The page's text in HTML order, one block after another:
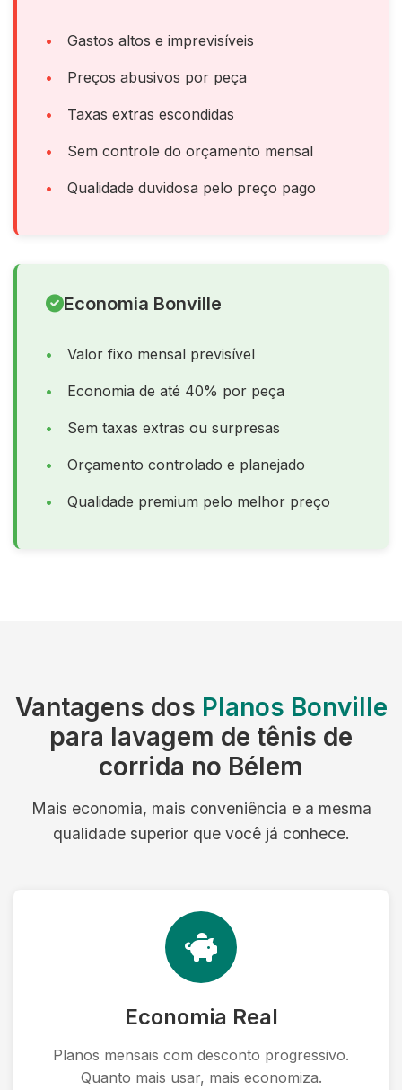
Gastos altos e imprevisíveis
Preços abusivos por peça
Taxas extras escondidas
Sem controle do orçamento mensal
Qualidade duvidosa pelo preço pago
Economia Bonville
Valor fixo mensal previsível
Economia de até 40% por peça
Sem taxas extras ou surpresas
Orçamento controlado e planejado
Qualidade premium pelo melhor preço
Vantagens dos Planos Bonville
para lavagem de tênis de
corrida no Bélem
Mais economia, mais conveniência e a mesma
qualidade superior que você já conhece.
Economia Real
Planos mensais com desconto progressivo.
Quanto mais usar, mais economiza.